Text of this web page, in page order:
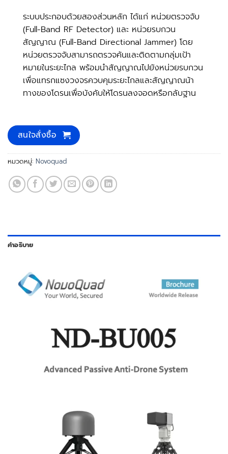
ระบบประกอบด้วยสองส่วนหลัก ได้แก่ หน่วยตรวจจับ
(Full-Band RF Detector) และ หน่วยรบกวน
สัญญาณ (Full-Band Directional Jammer) โดย
หน่วยตรวจจับสามารถตรวจค้นและติดตามกลุ่มเป้า
หมายในระยะไกล พร้อมนำสัญญาณไปยังหน่วยรบกวน
เพื่อแทรกแซงวงจรควบคุมระยะไกลและสัญญาณน้า
ทางของโดรนเพื่อบังคับให้โดรนลงจอดหรือกลับฐาน
สนใจสั่งซื้อ
หมวดหมู่: Novoquad
คำอธิบาย